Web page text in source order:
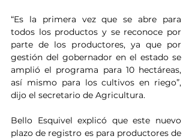
“Es la primera vez que se abre para
todos los productos y se reconoce por
parte de los productores, ya que por
gestión del gobernador en el estado se
amplió el programa para 10 hectáreas,
así mismo para los cultivos en riego”,
dijo el secretario de Agricultura.
Bello Esquivel explicó que este nuevo
plazo de registro es para productores de